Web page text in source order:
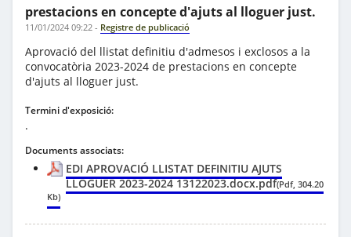
prestacions en concepte d'ajuts al lloguer just.
11/01/2024 09:22 - Registre de publicació
Aprovació del llistat definitiu d'admesos i exclosos a la
convocatòria 2023-2024 de prestacions en concepte
d'ajuts al lloguer just.
Termini d'exposició:
.
Documents associats:
EDI APROVACIÓ LLISTAT DEFINITIU AJUTS
LLOGUER 2023-2024 13122023.docx.pdf(Pdf, 304.20
Kb)